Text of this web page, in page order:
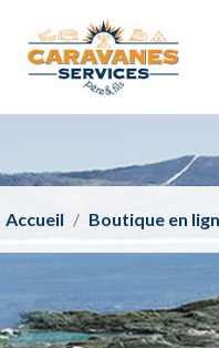
Accueil Boutique en